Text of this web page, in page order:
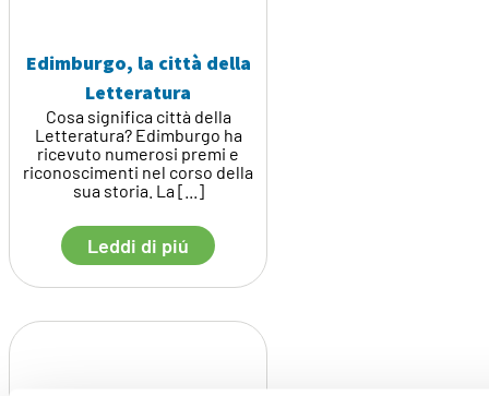
Edimburgo, la città della
Letteratura
Cosa significa città della
Letteratura? Edimburgo ha
ricevuto numerosi premi e
riconoscimenti nel corso della
sua storia. La [...]
Leddi di piú